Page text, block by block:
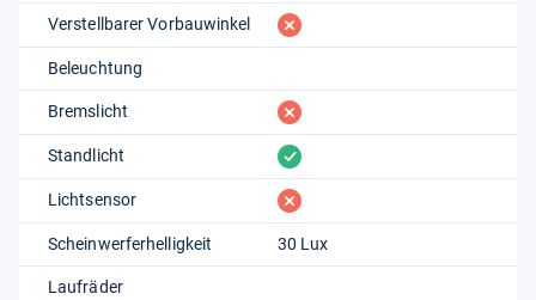
Verstellbarer Vorbauwinkel fehlt
Beleuchtung
Bremslicht fehlt
Standlicht vorhanden
Lichtsensor fehlt
Scheinwerferhelligkeit 30 Lux
Laufräder